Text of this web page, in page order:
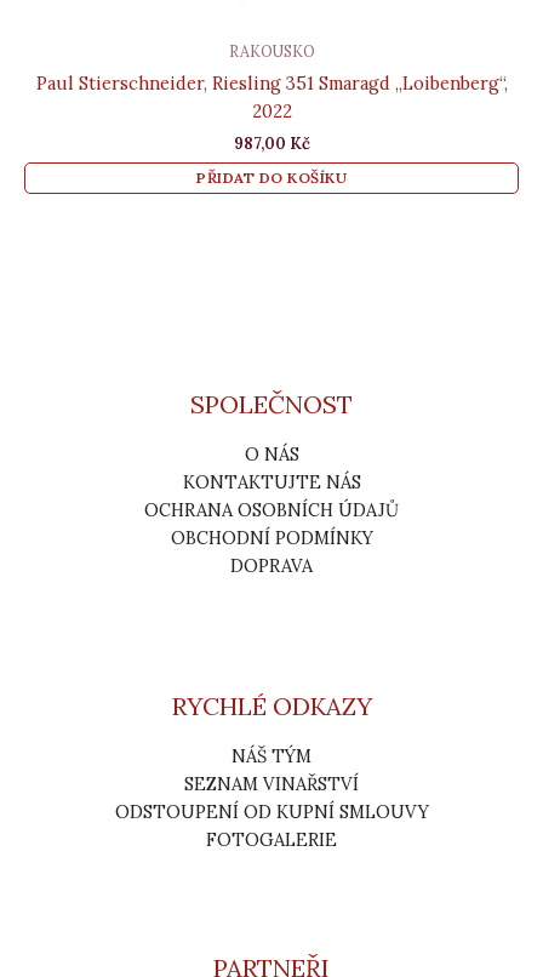
RAKOUSKO
Paul Stierschneider, Riesling 351 Smaragd „Loibenberg“,
2022
987,00 Kč
PŘIDAT DO KOŠÍKU
SPOLEČNOST
O NÁS
KONTAKTUJTE NÁS
OCHRANA OSOBNÍCH ÚDAJŮ
OBCHODNÍ PODMÍNKY
DOPRAVA
RYCHLÉ ODKAZY
NÁŠ TÝM
SEZNAM VINAŘSTVÍ
ODSTOUPENÍ OD KUPNÍ SMLOUVY
FOTOGALERIE
PARTNEŘI